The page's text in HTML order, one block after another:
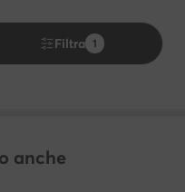
Filtra 1
anche